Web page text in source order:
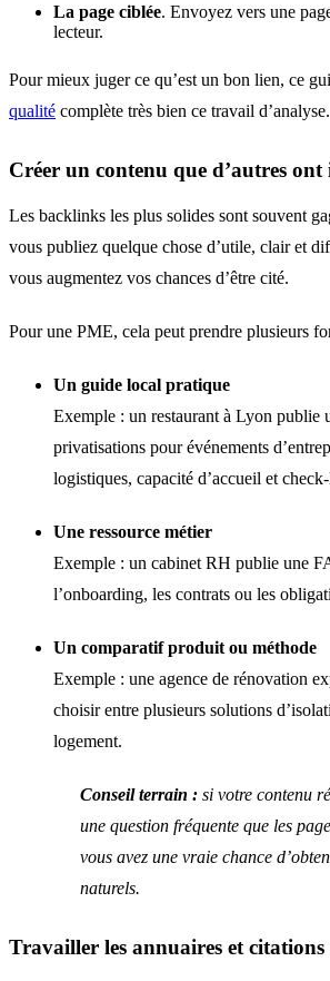
La page ciblée. Envoyez vers une
lecteur.
Pour mieux juger ce qu’est un bon lien, ce
qualité complète très bien ce travail d’analyse.
Créer un contenu que d’autres
Les backlinks les plus solides sont souvent
vous publiez quelque chose d’utile, clair et
vous augmentez vos chances d’être cité.
Pour une PME, cela peut prendre plusieurs
Un guide local pratique
Exemple : un restaurant à Lyon publie
privatisations pour événements
logistiques, capacité d’accueil et
Une ressource métier
Exemple : un cabinet RH publie une
l’onboarding, les contrats ou les
Un comparatif produit ou méthode
Exemple : une agence de rénovation
choisir entre plusieurs solutions
logement.
Conseil terrain : si votre contenu
une question fréquente que les
vous avez une vraie chance
naturels.
Travailler les annuaires et citations